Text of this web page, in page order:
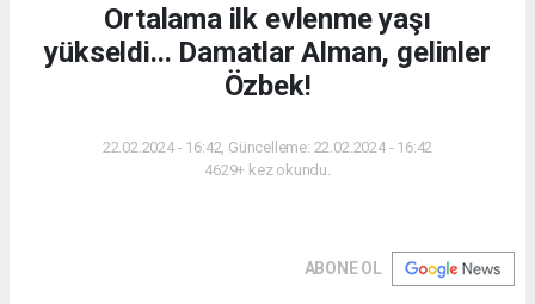
Ortalama ilk evlenme yaşı
yükseldi... Damatlar Alman, gelinler
Özbek!
22.02.2024 - 16:42, Güncelleme: 22.02.2024 - 16:42
4629+ kez okundu.
ABONE OL